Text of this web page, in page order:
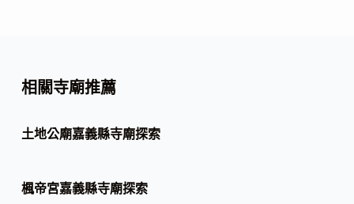
相關寺廟推薦
土地公廟嘉義縣寺廟探索
楓帝宮嘉義縣寺廟探索